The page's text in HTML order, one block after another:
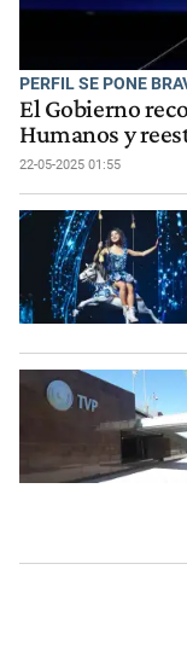
PERFIL SE PONE
El Gobierno
Humanos y
22-05-2025 01:55